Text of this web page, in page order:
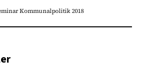
Kommunalpolitik 2018